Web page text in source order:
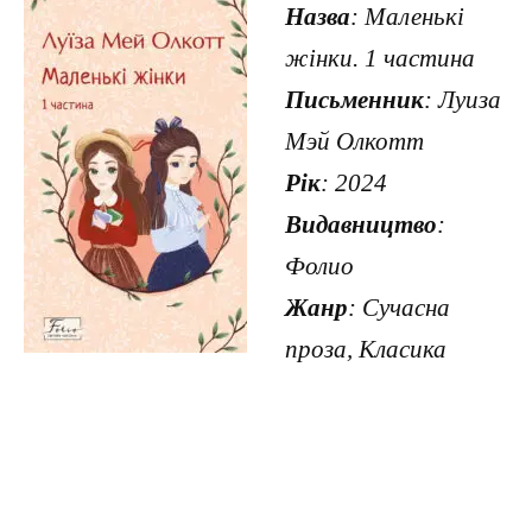
Назва: Маленькі
жінки. 1 частина
Письменник: Луиза
Мэй Олкотт
Рік: 2024
Видавництво:
Фолио
Жанр: Сучасна
проза, Класика